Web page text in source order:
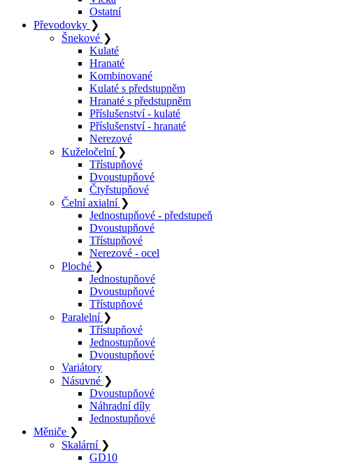
Ostatní
Převodovky ❯
Šnekové ❯
Kulaté
Hranaté
Kombinované
Kulaté s předstupněm
Hranaté s předstupněm
Příslušenství - kulaté
Příslušenství - hranaté
Nerezové
Kuželočelní ❯
Třístupňové
Dvoustupňové
Čtyřstupňové
Čelní axialní ❯
Jednostupňové - předstupeň
Dvoustupňové
Třístupňové
Nerezové - ocel
Ploché ❯
Jednostupňové
Dvoustupňové
Třístupňové
Paralelní ❯
Třístupňové
Jednostupňové
Dvoustupňové
Variátory
Násuvné ❯
Dvoustupňové
Náhradní díly
Jednostupňové
Měniče ❯
Skalární ❯
GD10